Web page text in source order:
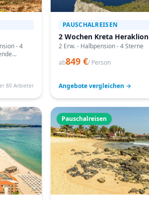
- 4
80 Anbieter
PAUSCHALREISEN
2 Wochen Kreta Heraklion
2 Erw. - Halbpension - 4 Sterne
ab849 €/ Person
Angebote vergleichen →
Pauschalreisen